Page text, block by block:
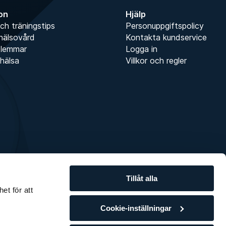
för att
Tillåt alla
Cookie-inställningar
träningstips
Hjälp
Personuppgiftspolicy
Kontakta kundservice
Logga in
Villkor och regler